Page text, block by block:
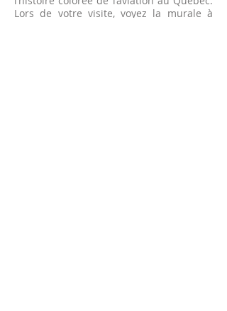
Lors de votre visite, voyez la murale à